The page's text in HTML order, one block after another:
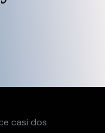
casi dos